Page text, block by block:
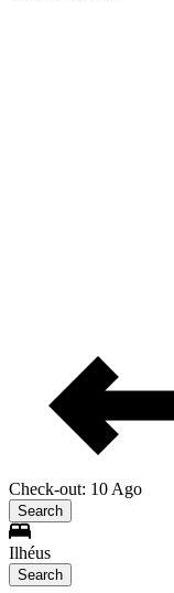
Check-out: 10 Ago
Search
Ilhéus
Search